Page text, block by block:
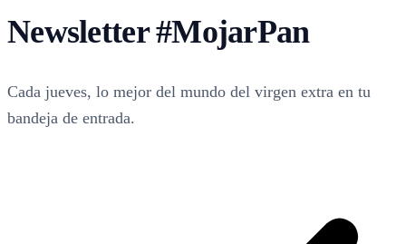
Newsletter#MojarPan
Cada jueves, lo mejor del mundo del virgen extra en tu
bandeja de entrada.